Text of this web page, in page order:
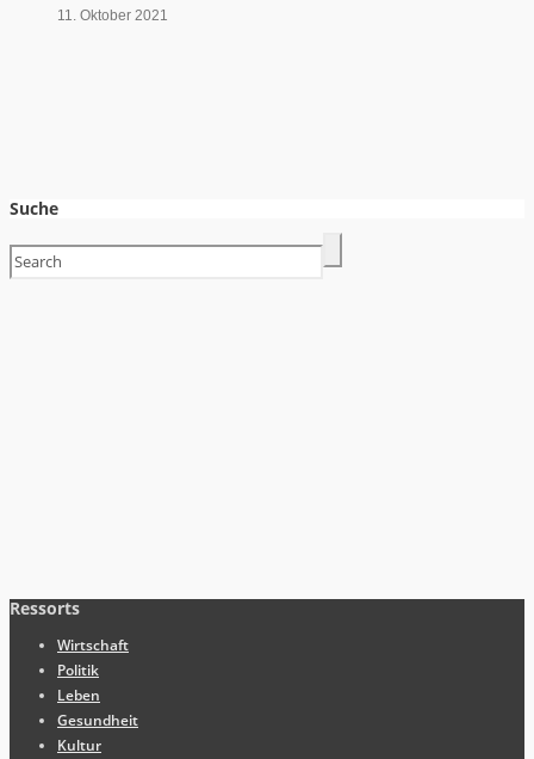
11. Oktober 2021
Suche
Ressorts
Wirtschaft
Politik
Leben
Gesundheit
Kultur